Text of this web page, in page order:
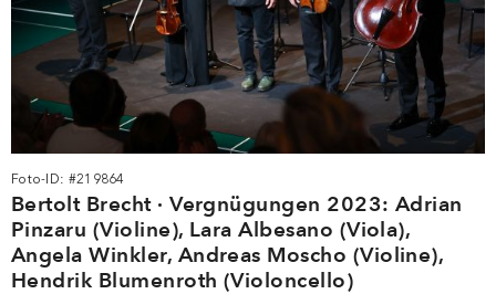
Foto-ID: #219864
Bertolt Brecht · Vergnügungen 2023: Adrian
Pinzaru (Violine), Lara Albesano (Viola),
Angela Winkler, Andreas Moscho (Violine),
Hendrik Blumenroth (Violoncello)